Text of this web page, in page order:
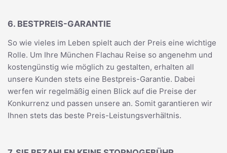
6. BESTPREIS-GARANTIE
So wie vieles im Leben spielt auch der Preis eine wichtige
Rolle. Um Ihre München Flachau Reise so angenehm und
kostengünstig wie möglich zu gestalten, erhalten all
unsere Kunden stets eine Bestpreis-Garantie. Dabei
werfen wir regelmäßig einen Blick auf die Preise der
Konkurrenz und passen unsere an. Somit garantieren wir
Ihnen stets das beste Preis-Leistungsverhältnis.